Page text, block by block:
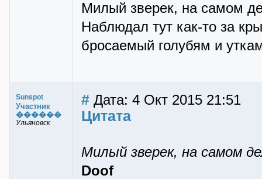
Милый зверек, на самом
Наблюдал тут как-то за
бросаемый голубям и
Sunspot
Участник
������
Ульяновск
# Дата: 4 Окт 2015 21:51
Цитата
Милый зверек, на самом
Doof